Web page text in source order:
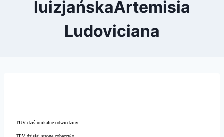
luizjańskaArtemisia
Ludoviciana
TUV dziś unikalne odwiedziny
TPV dzisiaj stronę zobaczyło